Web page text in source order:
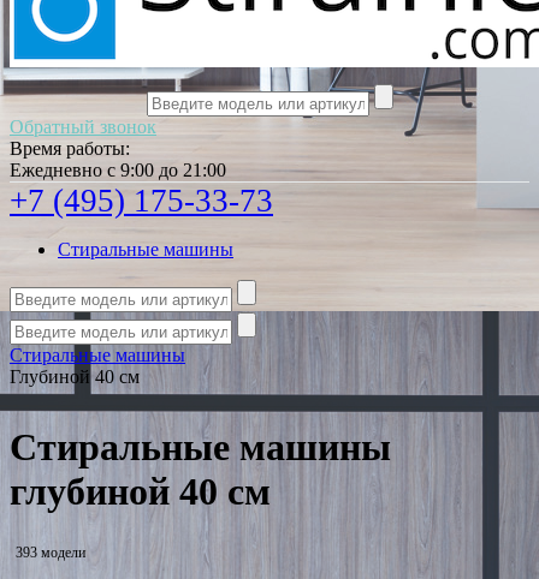
Обратный звонок
Время работы:
Ежедневно с 9:00 до 21:00
+7 (495) 175-33-73
Стиральные машины
Стиральные машины
Глубиной 40 см
Стиральные машины
глубиной 40 см
393 модели